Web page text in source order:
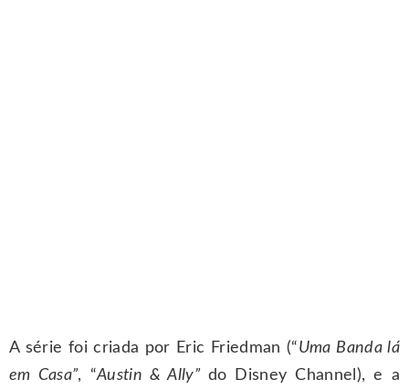
A série foi criada por Eric Friedman (“Uma Banda lá
em Casa”, “Austin & Ally”do Disney Channel), e a